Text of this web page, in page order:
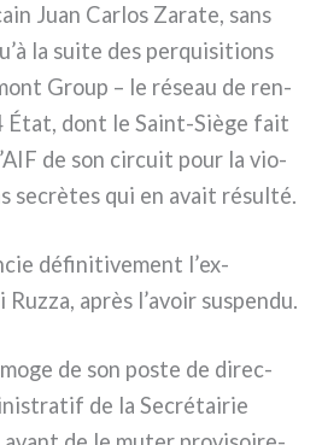
Juan Carlos Zarate, sans
la sui­te des per­qui­si­tions
Group – le réseau de ren­
État, dont le Saint-Siège fait
de son cir­cuit pour la vio­
secrè­tes qui en avait résul­té.
défi­ni­ti­ve­ment l’ex-
après l’avoir suspen­du.
de son poste de direc­
de la Secrétairie